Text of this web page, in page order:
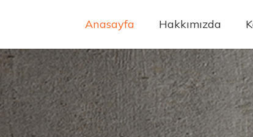
Anasayfa Hakkımızda